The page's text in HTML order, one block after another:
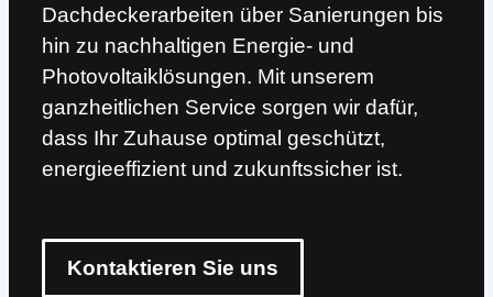
Dachdeckerarbeiten über Sanierungen bis
hin zu nachhaltigen Energie- und
Photovoltaiklösungen. Mit unserem
ganzheitlichen Service sorgen wir dafür,
dass Ihr Zuhause optimal geschützt,
energieeffizient und zukunftssicher ist.
Kontaktieren Sie uns